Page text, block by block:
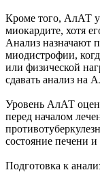
Кроме того, АлАТ
миокардите, хотя
Анализ назначают
миодистрофии,
или физической
сдавать анализ на
Уровень АлАТ
перед началом
состояние печени и
Подготовка к